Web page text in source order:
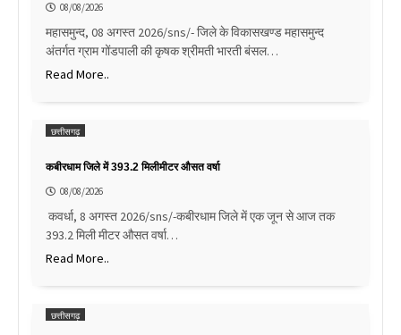
08/08/2026
महासमुन्द, 08 अगस्त 2026/sns/- जिले के विकासखण्ड महासमुन्द
अंतर्गत ग्राम गोंडपाली की कृषक श्रीमती भारती बंसल…
Read More..
छत्तीसगढ़
कबीरधाम जिले में 393.2 मिलीमीटर औसत वर्षा
08/08/2026
कवर्धा, 8 अगस्त 2026/sns/-कबीरधाम जिले में एक जून से आज तक
393.2 मिली मीटर औसत वर्षा…
Read More..
छत्तीसगढ़